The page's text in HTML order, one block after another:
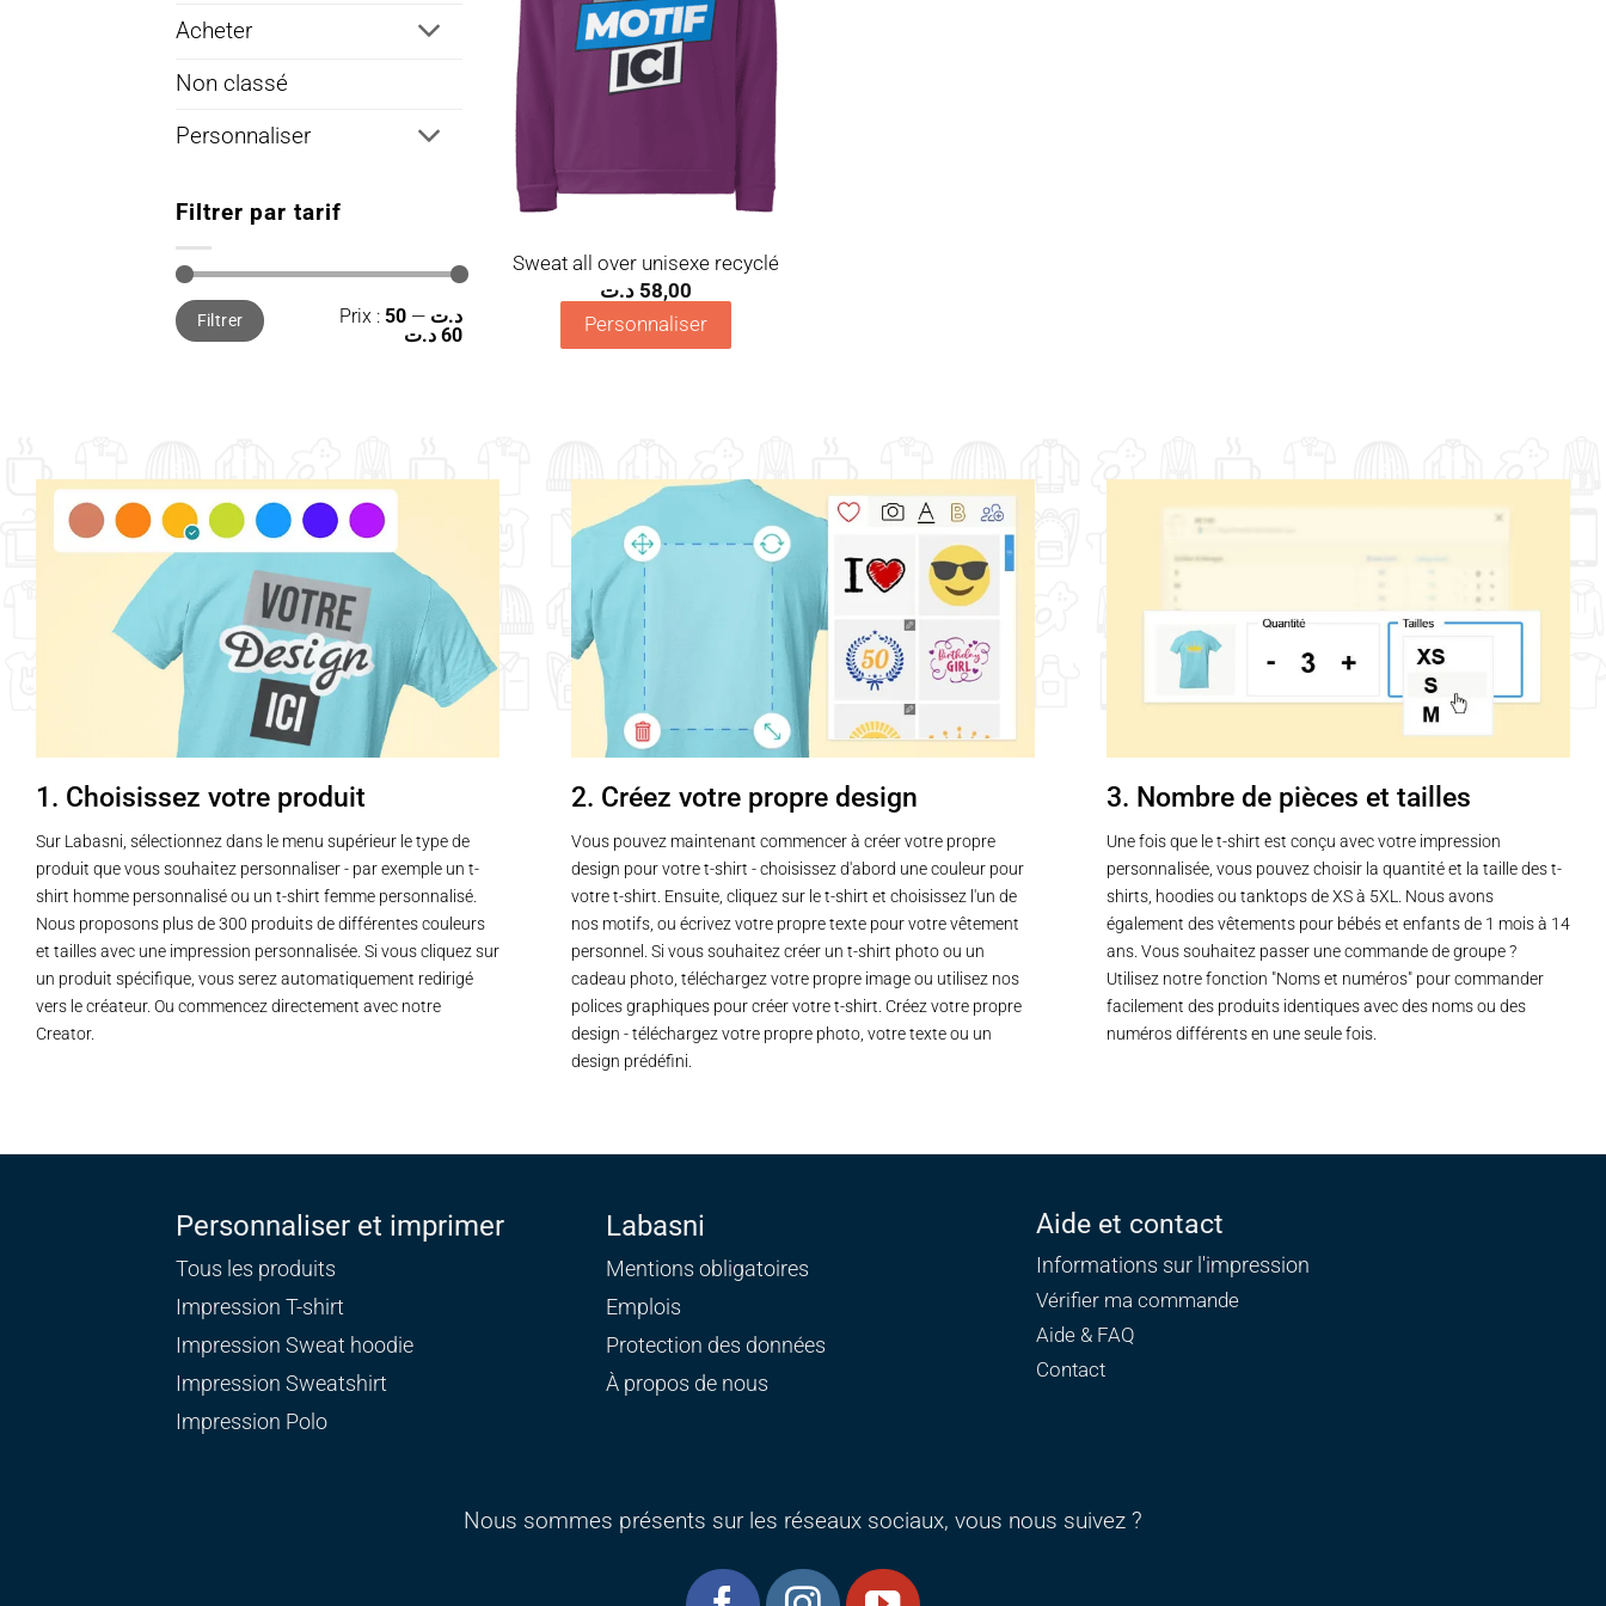
Acheter
Non classé
Personnaliser
Filtrer par tarif
Prix
min
Prix
maxFiltrer Prix : 50 د.ت —
60 د.ت
Sweat all over unisexe recyclé
58,00 د.ت
Personnaliser
1. Choisissez votre produit
Sur Labasni, sélectionnez dans le menu supérieur le type de
produit que vous souhaitez personnaliser - par exemple un t-
shirt homme personnalisé ou un t-shirt femme personnalisé.
Nous proposons plus de 300 produits de différentes couleurs
et tailles avec une impression personnalisée. Si vous cliquez sur
un produit spécifique, vous serez automatiquement redirigé
vers le créateur. Ou commencez directement avec notre
Creator.
2. Créez votre propre design
Vous pouvez maintenant commencer à créer votre propre
design pour votre t-shirt - choisissez d'abord une couleur pour
votre t-shirt. Ensuite, cliquez sur le t-shirt et choisissez l'un de
nos motifs, ou écrivez votre propre texte pour votre vêtement
personnel. Si vous souhaitez créer un t-shirt photo ou un
cadeau photo, téléchargez votre propre image ou utilisez nos
polices graphiques pour créer votre t-shirt. Créez votre propre
design - téléchargez votre propre photo, votre texte ou un
design prédéfini.
3. Nombre de pièces et tailles
Une fois que le t-shirt est conçu avec votre impression
personnalisée, vous pouvez choisir la quantité et la taille des t-
shirts, hoodies ou tanktops de XS à 5XL. Nous avons
également des vêtements pour bébés et enfants de 1 mois à 14
ans. Vous souhaitez passer une commande de groupe ?
Utilisez notre fonction "Noms et numéros" pour commander
facilement des produits identiques avec des noms ou des
numéros différents en une seule fois.
Personnaliser et imprimer
Tous les produits
Impression T-shirt
Impression Sweat hoodie
Impression Sweatshirt
Impression Polo
Labasni
Mentions obligatoires
Emplois
Protection des données
À propos de nous
Aide et contact
Informations sur l'impression
Vérifier ma commande
Aide & FAQ
Contact
Nous sommes présents sur les réseaux sociaux, vous nous suivez ?